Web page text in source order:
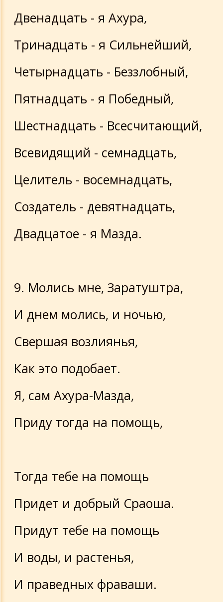
Двенадцать - я Ахура,
Тринадцать - я Сильнейший,
Четырнадцать - Беззлобный,
Пятнадцать - я Победный,
Шестнадцать - Всесчитающий,
Всевидящий - семнадцать,
Целитель - восемнадцать,
Создатель - девятнадцать,
Двадцатое - я Мазда.
9. Молись мне, Заратуштра,
И днем молись, и ночью,
Свершая возлиянья,
Как это подобает.
Я, сам Ахура-Мазда,
Приду тогда на помощь,
Тогда тебе на помощь
Придет и добрый Сраоша.
Придут тебе на помощь
И воды, и растенья,
И праведных фраваши.